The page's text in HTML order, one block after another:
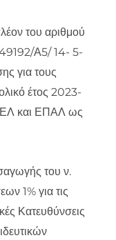
του αριθμού
49192/Α5/ 14- 5-
για τους
έτος 2023-
και ΕΠΑΛ ως
του ν.
1% για τις
Κατευθύνσεις